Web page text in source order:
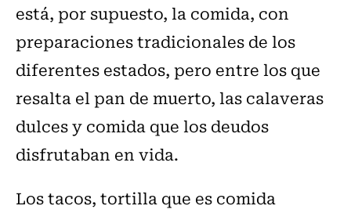
está, por supuesto, la comida, con
preparaciones tradicionales de los
diferentes estados, pero entre los que
resalta el pan de muerto, las calaveras
dulces y comida que los deudos
disfrutaban en vida.
Los tacos, tortilla que es comida